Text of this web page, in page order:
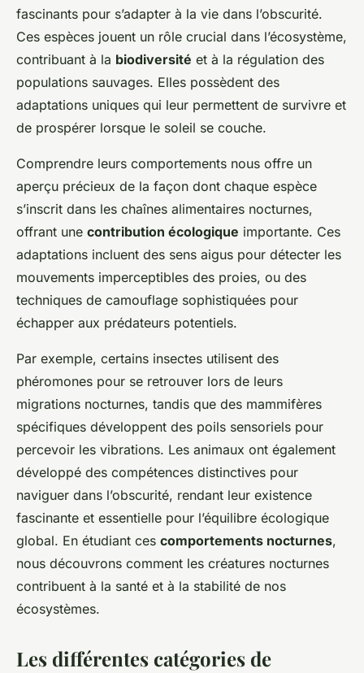
fascinants pour s’adapter à la vie dans l’obscurité.
Ces espèces jouent un rôle crucial dans l’écosystème,
contribuant à la biodiversité et à la régulation des
populations sauvages. Elles possèdent des
adaptations uniques qui leur permettent de survivre et
de prospérer lorsque le soleil se couche.
Comprendre leurs comportements nous offre un
aperçu précieux de la façon dont chaque espèce
s’inscrit dans les chaînes alimentaires nocturnes,
offrant une contribution écologique importante. Ces
adaptations incluent des sens aigus pour détecter les
mouvements imperceptibles des proies, ou des
techniques de camouflage sophistiquées pour
échapper aux prédateurs potentiels.
Par exemple, certains insectes utilisent des
phéromones pour se retrouver lors de leurs
migrations nocturnes, tandis que des mammifères
spécifiques développent des poils sensoriels pour
percevoir les vibrations. Les animaux ont également
développé des compétences distinctives pour
naviguer dans l’obscurité, rendant leur existence
fascinante et essentielle pour l’équilibre écologique
global. En étudiant ces comportements nocturnes,
nous découvrons comment les créatures nocturnes
contribuent à la santé et à la stabilité de nos
écosystèmes.
Les différentes catégories de